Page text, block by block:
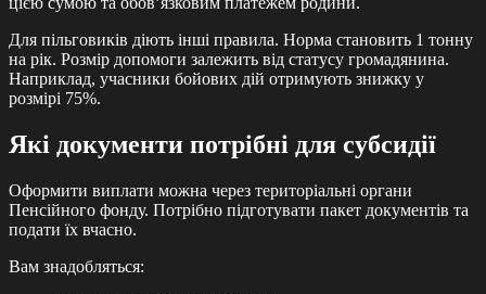
Для пільговиків діють інші правила. Норма становить 1 тонну
на рік. Розмір допомоги залежить від статусу громадянина.
Наприклад, учасники бойових дій отримують знижку у
розмірі 75%.
Які документи потрібні для субсидії
Оформити виплати можна через територіальні органи
Пенсійного фонду. Потрібно підготувати пакет документів та
подати їх вчасно.
Вам знадобляться: